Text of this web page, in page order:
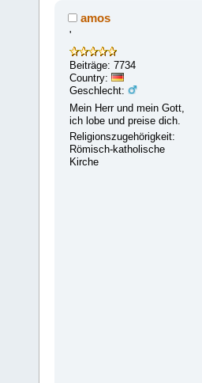
amos
'
Beiträge: 7734
Country:
Geschlecht:
Mein Herr und mein Gott,
ich lobe und preise dich.
Religionszugehörigkeit:
Römisch-katholische
Kirche